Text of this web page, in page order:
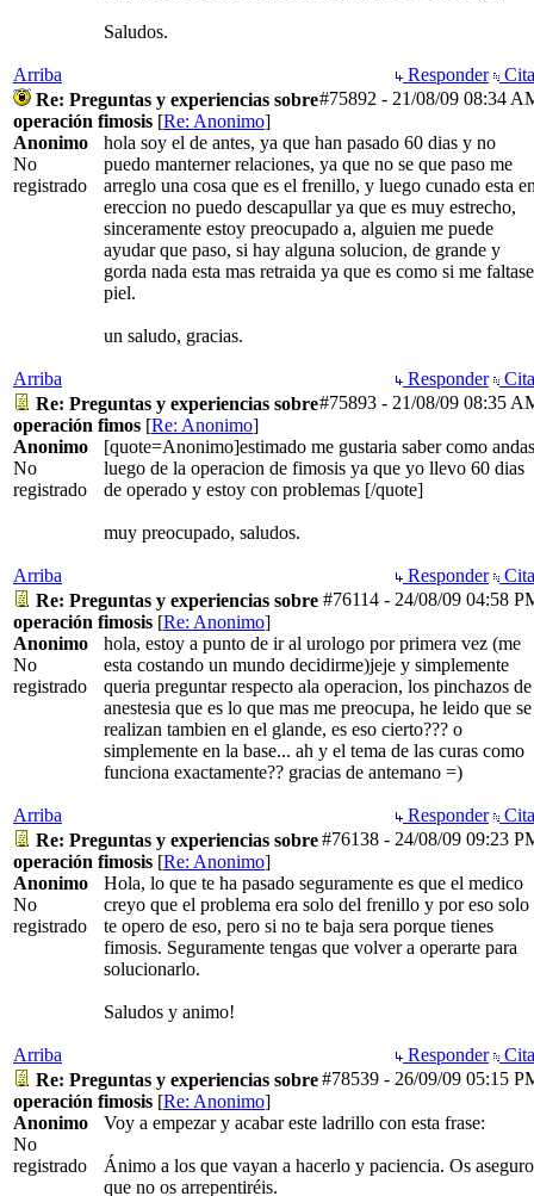
Saludos.
Arriba Responder
#75892 - 21/08/09 08:34
Re: Preguntas y experiencias sobre
operación fimosis [Re: Anonimo]
Anonimo
No
registrado
hola soy el de antes, ya que han pasado 60 dias y no
puedo manterner relaciones, ya que no se que paso me
arreglo una cosa que es el frenillo, y luego cunado esta
ereccion no puedo descapullar ya que es muy estrecho,
sinceramente estoy preocupado a, alguien me puede
ayudar que paso, si hay alguna solucion, de grande y
gorda nada esta mas retraida ya que es como si me faltase
piel.
un saludo, gracias.
Arriba Responder
#75893 - 21/08/09 08:35
Re: Preguntas y experiencias sobre
operación fimos [Re: Anonimo]
Anonimo
No
registrado
[quote=Anonimo]estimado me gustaria saber como andas
luego de la operacion de fimosis ya que yo llevo 60 dias
de operado y estoy con problemas [/quote]
muy preocupado, saludos.
Arriba Responder
#76114 - 24/08/09 04:58
Re: Preguntas y experiencias sobre
operación fimosis [Re: Anonimo]
Anonimo
No
registrado
hola, estoy a punto de ir al urologo por primera vez (me
esta costando un mundo decidirme)jeje y simplemente
queria preguntar respecto ala operacion, los pinchazos de
anestesia que es lo que mas me preocupa, he leido que se
realizan tambien en el glande, es eso cierto??? o
simplemente en la base... ah y el tema de las curas como
funciona exactamente?? gracias de antemano =)
Arriba Responder
#76138 - 24/08/09 09:23
Re: Preguntas y experiencias sobre
operación fimosis [Re: Anonimo]
Anonimo
No
registrado
Hola, lo que te ha pasado seguramente es que el medico
creyo que el problema era solo del frenillo y por eso solo
te opero de eso, pero si no te baja sera porque tienes
fimosis. Seguramente tengas que volver a operarte para
solucionarlo.
Saludos y animo!
Arriba Responder
#78539 - 26/09/09 05:15
Re: Preguntas y experiencias sobre
operación fimosis [Re: Anonimo]
Anonimo
No
registrado
Voy a empezar y acabar este ladrillo con esta frase:
Ánimo a los que vayan a hacerlo y paciencia. Os aseguro
que no os arrepentiréis.